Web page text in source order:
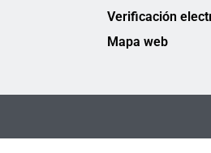
Verificación
Mapa web